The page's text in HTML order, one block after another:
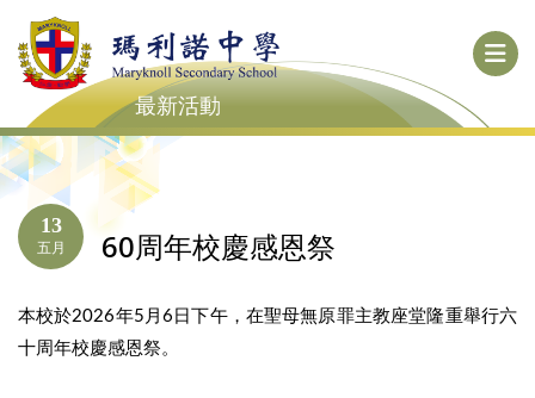
最新活動
13
五月 60周年校慶感恩祭
本校於2026年5月6日下午，在聖母無原罪主教座堂隆重舉行六
十周年校慶感恩祭。